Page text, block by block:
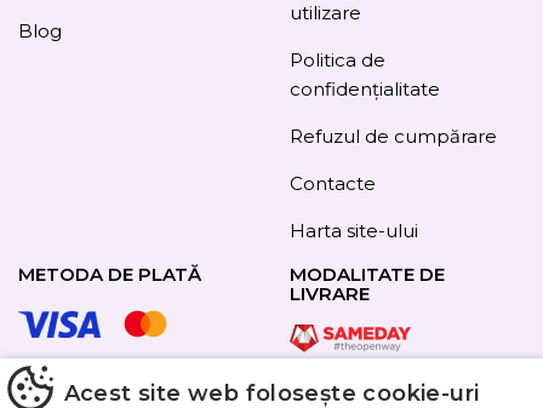
Blog
utilizare
Politica de
confidențialitate
Refuzul de cumpărare
Contacte
Harta site-ului
METODA DE PLATĂ
URMAȚI-NE
MODALITATE DE
LIVRARE
Acest site web folosește cookie-uri